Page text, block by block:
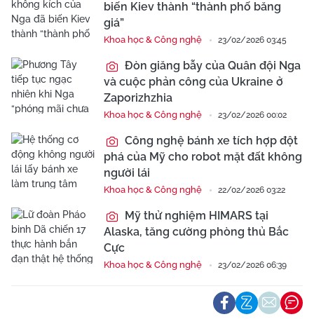
biến Kiev thành “thành phố băng
giá”
Khoa học & Công nghệ 23/02/2026 03:45
Đòn giăng bẫy của Quân đội Nga
và cuộc phản công của Ukraine ở
Zaporizhzhia
Khoa học & Công nghệ 23/02/2026 00:02
Công nghệ bánh xe tích hợp đột
phá của Mỹ cho robot mặt đất không
người lái
Khoa học & Công nghệ 22/02/2026 03:22
Mỹ thử nghiệm HIMARS tại
Alaska, tăng cường phòng thủ Bắc
Cực
Khoa học & Công nghệ 23/02/2026 06:39